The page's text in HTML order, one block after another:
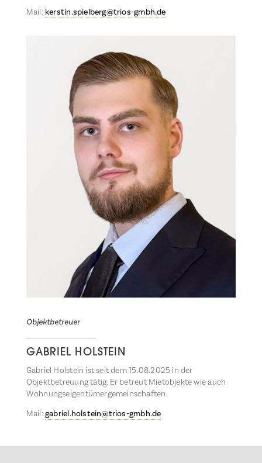
Mail: kerstin.spielberg@trios-gmbh.de
Objektbetreuer
GABRIEL HOLSTEIN
Gabriel Holstein ist seit dem 15.08.2025 in der
Objektbetreuung tätig. Er betreut Mietobjekte wie auch
Wohnungseigentümergemeinschaften.
Mail:gabriel.holstein@trios-gmbh.de